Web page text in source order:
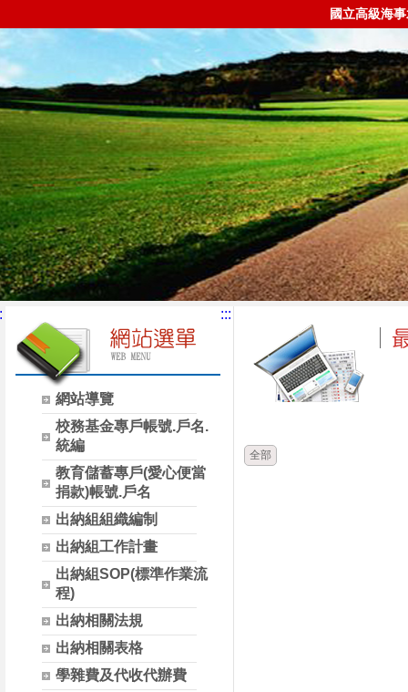
國立高級海
網站導覽
校務基金專戶帳號.戶名.
統編
教育儲蓄專戶(愛心便當
捐款)帳號.戶名
出納組組織編制
出納組工作計畫
出納組SOP(標準作業流
程)
出納相關法規
出納相關表格
學雜費及代收代辦費
:::
全部